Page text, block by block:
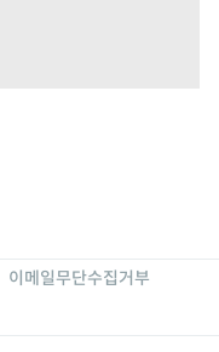
이메일무단수집거부